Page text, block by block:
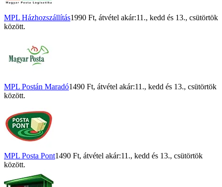
MPL Házhozszállítás1990 Ft, átvétel akár:11., kedd és 13., csütörtök
között.
MPL Postán Maradó1490 Ft, átvétel akár:11., kedd és 13., csütörtök
között.
MPL Posta Pont1490 Ft, átvétel akár:11., kedd és 13., csütörtök
között.